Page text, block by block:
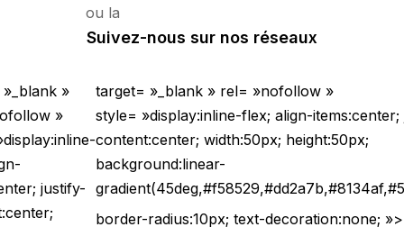
ou la
Suivez-nous sur nos réseaux
»
»
justify-
target= »_blank » rel= »nofollow »
style= »display:inline-flex; align-items:center;
content:center; width:50px; height:50px;
background:linear-
border-radius:10px; text-decoration:none; »>